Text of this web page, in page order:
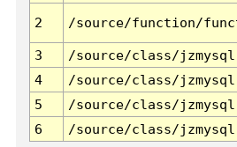
2 /source/function/
3 /source/class/
4
/source/class/
5
/source/class/
6
/source/class/